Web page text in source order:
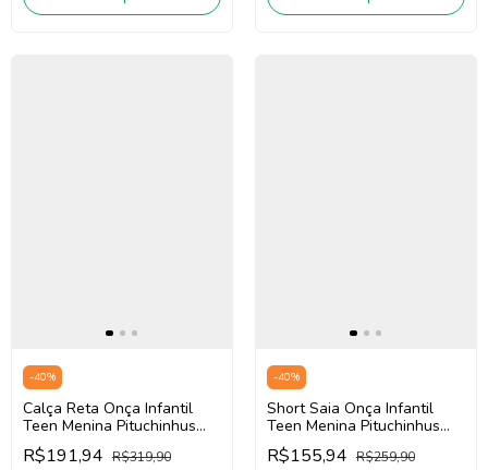
-40%
Calça Reta Onça Infantil
Teen Menina Pituchinhus
30266 (Bege/Preto)
R$191,94 R$319,90
-40%
Short Saia Onça Infantil
Teen Menina Pituchinhus
30267 (Bege/Preto)
R$155,94 R$259,90